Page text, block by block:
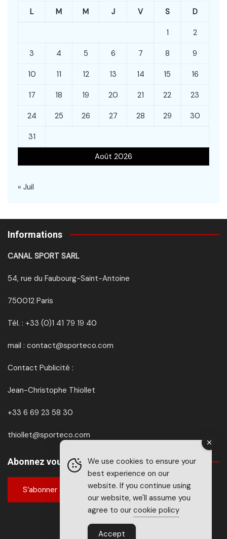
Août 2026
L M M J V S D
1 2
3 4 5 6 7 8 9
10 11 12 13 14 15 16
17 18 19 20 21 22 23
24 25 26 27 28 29 30
31
« Juil
Informations
CANAL SPORT SARL
54, rue du Faubourg-Saint-Antoine
750012 Paris
Tél. : +33 (0)1 41 79 19 40
mail : contact@sporteco.com
Contact Publicité :
Jean-Christophe Thiollet
+33 6 69 23 58 30
thiollet@sporteco.com
Abonnez vous à SPORTéco & BIKEéco
S’abonner
We use cookies to ensure your
best experience on our
website. If you continue using
our website, we'll assume you
agree to our cookie policy
Accept